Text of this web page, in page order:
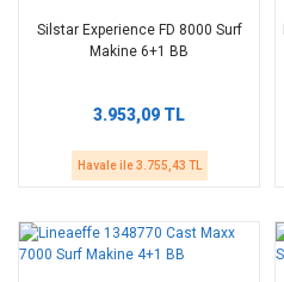
Silstar Experience FD 8000 Surf
Makine 6+1 BB
3.953,09 TL
Havale ile 3.755,43 TL